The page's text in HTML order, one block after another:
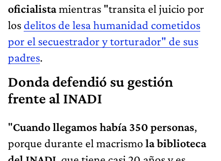
oficialistamientras "transita el juicio por
los delitos de lesa humanidad cometidos
por el secuestrador y torturador" de sus
padres.
Donda defendió su gestión
frente al INADI
"Cuando llegamos había 350 personas,
porque durante el macrismo la biblioteca